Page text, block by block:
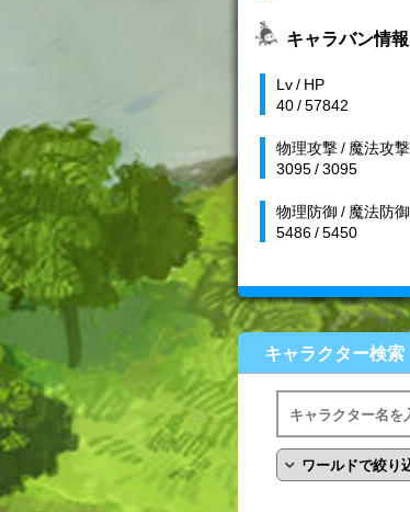
キャラバン情報
Lv / HP
40 / 57842
物理攻撃 / 魔法攻撃
3095 / 3095
物理防御 / 魔法防御
5486 / 5450
キャラクター検索